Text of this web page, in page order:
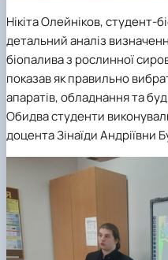
Нікіта Олейніков, студент-
детальний аналіз
біопалива з рослинної
показав як правильно
апаратів, обладнання та
Обидва студенти
доцента Зінаїди Андріївни